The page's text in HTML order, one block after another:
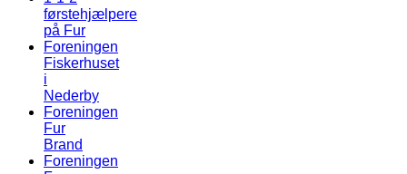
førstehjælpere
på Fur
Foreningen
Fiskerhuset
i
Nederby
Foreningen
Fur
Brand
Foreningen